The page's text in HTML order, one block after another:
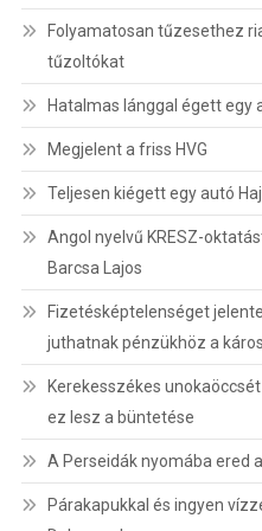
Folyamatosan tűzesethez
tűzoltókat
Hatalmas lánggal égett egy
Megjelent a friss HVG
Teljesen kiégett egy autó
Angol nyelvű KRESZ-
Barcsa Lajos
Fizetésképtelenséget
juthatnak pénzükhöz a
Kerekesszékes
ez lesz a büntetése
A Perseidák nyomába ered
Párakapukkal és ingyen